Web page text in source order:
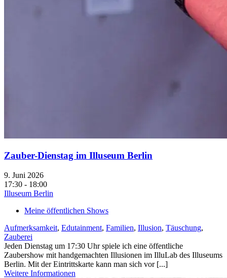
Zauber-Dienstag im Illuseum Berlin
9. Juni 2026
17:30 - 18:00
Illuseum Berlin
Meine öffentlichen Shows
Aufmerksamkeit, Edutainment, Familien, Illusion, Täuschung,
Zauberei
Jeden Dienstag um 17:30 Uhr spiele ich eine öffentliche
Zaubershow mit handgemachten Illusionen im IlluLab des Illuseums
Berlin. Mit der Eintrittskarte kann man sich vor [...]
Weitere Informationen